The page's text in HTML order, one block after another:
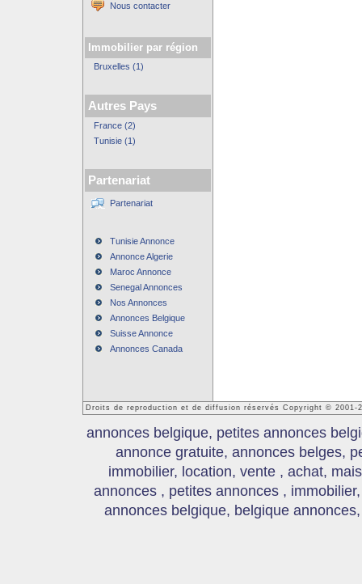
Nous contacter
Immobilier par région
Bruxelles (1)
Autres Pays
France (2)
Tunisie (1)
Partenariat
Partenariat
Tunisie Annonce
Annonce Algerie
Maroc Annonce
Senegal Annonces
Nos Annonces
Annonces Belgique
Suisse Annonce
Annonces Canada
Droits de reproduction et de diffusion réservés Copyright © 2001-
annonces belgique, petites annonces
annonce gratuite, annonces belges,
immobilier, location, vente , achat,
annonces , petites annonces ,
annonces belgique, belgique